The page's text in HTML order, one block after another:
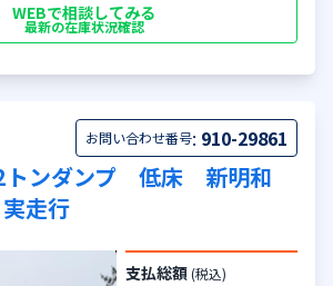
WEBで相談してみる
最新の在庫状況確認
お問い合わせ番号: 910-29861
トンダンプ 低床 新明和
走行
支払総額 (税込)